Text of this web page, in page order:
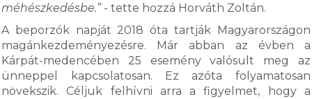
méhészkedésbe.”- tette hozzá Horváth Zoltán.
A beporzók napját 2018 óta tartják Magyarországon
magánkezdeményezésre. Már abban az évben a
Kárpát-medencében 25 esemény valósult meg az
ünneppel kapcsolatosan. Ez azóta folyamatosan
növekszik. Céljuk felhívni arra a figyelmet, hogy a